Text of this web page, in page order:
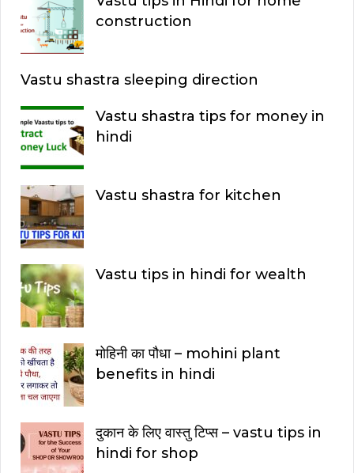
r
construction
Vastu shastra sleeping direction
Vastu shastra tips for money in
hindi
Vastu shastra for kitchen
Vastu tips in hindi for wealth
मोहिनी का पौधा – mohini plant
benefits in hindi
दुकान के लिए वास्तु टिप्स – vastu tips in
hindi for shop